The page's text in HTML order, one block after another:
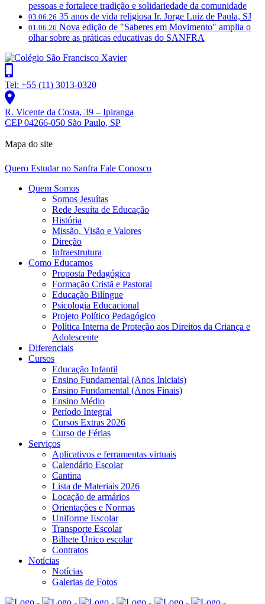
pessoas e fortalece tradição e solidariedade da comunidade
03.06.26 35 anos de vida religiosa Ir. Jorge Luiz de Paula, SJ
01.06.26 Nova edição de "Saberes em Movimento" amplia o
olhar sobre as práticas educativas do SANFRA
Tel: +55 (11) 3013-0320
R. Vicente da Costa, 39 – Ipiranga
CEP 04266-050 São Paulo, SP
Mapa do site
Quero Estudar no Sanfra Fale Conosco
Quem Somos
Somos Jesuítas
Rede Jesuíta de Educação
História
Missão, Visão e Valores
Direção
Infraestrutura
Como Educamos
Proposta Pedagógica
Formação Cristã e Pastoral
Educação Bilíngue
Psicologia Educacional
Projeto Político Pedagógico
Política Interna de Proteção aos Direitos da Criança e
Adolescente
Diferenciais
Cursos
Educação Infantil
Ensino Fundamental (Anos Iniciais)
Ensino Fundamental (Anos Finais)
Ensino Médio
Período Integral
Cursos Extras 2026
Curso de Férias
Serviços
Aplicativos e ferramentas virtuais
Calendário Escolar
Cantina
Lista de Materiais 2026
Locação de armários
Orientações e Normas
Uniforme Escolar
Transporte Escolar
Bilhete Único escolar
Contratos
Notícias
Notícias
Galerias de Fotos